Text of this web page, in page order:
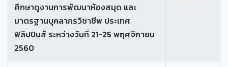
ศึกษาดูงานการพัฒนาห้องสมุด และ
มาตรฐานบุคลากรวิชาชีพ ประเทศ
ฟิลิปปินส์ ระหว่างวันที่ 21-25 พฤศจิกายน
2560